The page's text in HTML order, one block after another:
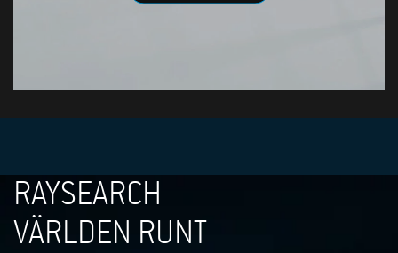
RAYSEARCH
VÄRLDEN RUNT